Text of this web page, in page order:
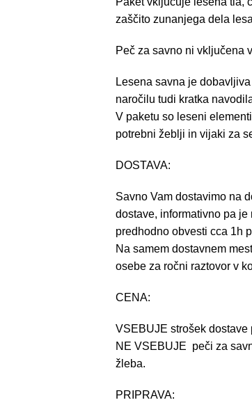
zaščito zunanjega dela
Peč za savno ni vključena
Lesena savna je
naročilu tudi kratka
V paketu so leseni
potrebni žeblji in vijaki za
DOSTAVA:
Savno Vam dostavimo na
dostave, informativno pa
predhodno obvesti cca 1h
Na samem dostavnem
osebe za ročni raztovor v
CENA:
VSEBUJE strošek dostave
NE VSEBUJE peči za
žleba.
PRIPRAVA: